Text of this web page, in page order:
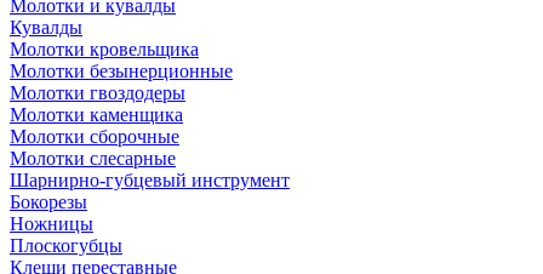
Молотки и кувалды
Кувалды
Молотки кровельщика
Молотки безынерционные
Молотки гвоздодеры
Молотки каменщика
Молотки сборочные
Молотки слесарные
Шарнирно-губцевый инструмент
Бокорезы
Ножницы
Плоскогубцы
Клещи переставные